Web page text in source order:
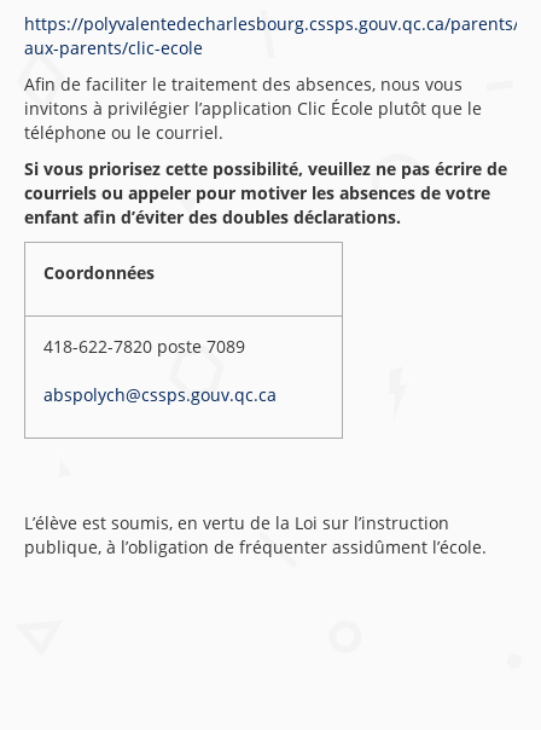
https://polyvalentedecharlesbourg.cssps.gouv.qc.ca/parents/
aux-parents/clic-ecole
Afin de faciliter le traitement des absences, nous vous
invitons à privilégier l’application Clic École plutôt que le
téléphone ou le courriel.
Si vous priorisez cette possibilité, veuillez ne pas écrire de
courriels ou appeler pour motiver les absences de votre
enfant afin d’éviter des doubles déclarations.
Coordonnées
418-622-7820 poste 7089
abspolych@cssps.gouv.qc.ca
L’élève est soumis, en vertu de la Loi sur l’instruction
publique, à l’obligation de fréquenter assidûment l’école.